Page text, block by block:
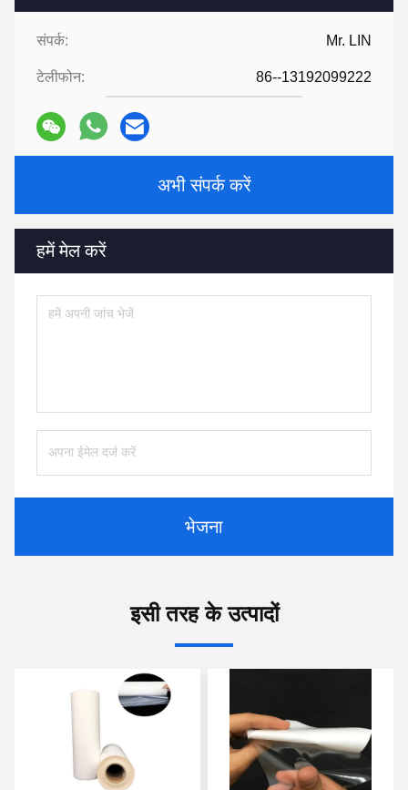
संपर्क: Mr. LIN
टेलीफोन: 86--13192099222
अभी संपर्क करें
हमें मेल करें
भेजना
इसी तरह के उत्पादों